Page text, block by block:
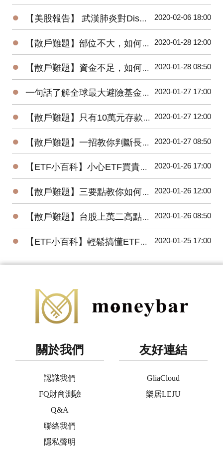
● 【美股報告】 武漢肺炎對Disney(DIS)2020第一季衝擊有多大？ 2020-02-06 18:00
● 【散戶難題】部位不大，如何增加投機功力？ 2020-01-28 12:00
● 【散戶難題】資金不足，如何快速累積財富？ 2020-01-28 08:50
● 一句話了解全球最大避險基金的操作思想 2020-01-27 17:00
● 【散戶難題】只有10萬元存款的小資，該如何開始投資台股？ 2020-01-27 12:00
● 【散戶難題】一招教你判斷長紅K是真突破還是假突破 2020-01-27 08:50
● 【ETF小百科】小心ETF買貴了！你不可不知的ETF名詞 2020-01-26 17:00
● 【散戶難題】三要點教你如何將波浪理論應用在台股上？ 2020-01-26 12:00
● 【散戶難題】台股上萬二高點，為何外資還敢大買百億？ 2020-01-26 08:50
● 【ETF小百科】輕鬆搞懂ETF追蹤指數的三種方式 2020-01-25 17:00
關於我們
認識我們
FQ財商測驗
Q&A
聯絡我們
隱私聲明
友好連結
GliaCloud
樂居LEJU